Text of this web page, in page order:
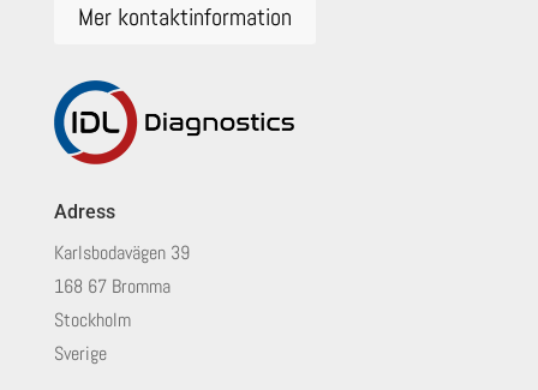
Mer kontaktinformation
Adress
Karlsbodavägen 39
168 67 Bromma
Stockholm
Sverige